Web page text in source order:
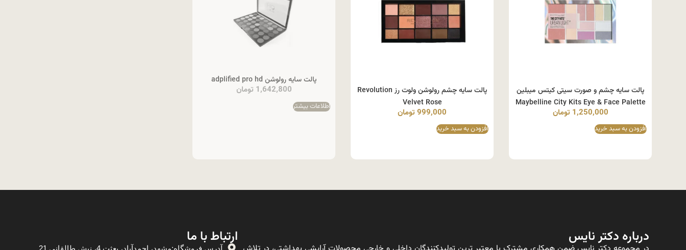
پالت سایه چشم و صورت سیتی کیتس میبلین
Maybelline City Kits Eye & Face Palette
1,250,000 تومان
افزودن به سبد خرید
پالت سایه چشم رولوشن ولوت رز Revolution
Velvet Rose
999,000 تومان
افزودن به سبد خرید
پالت سایه رولوشن adplified pro hd
1,642,800 تومان
اطلاعات بیشتر
درباره دکتر نایس ارتباط با ما
آدرس فروشگاه:مشهد، احمدآباد، بعثت 4، نبش طالقانی 21